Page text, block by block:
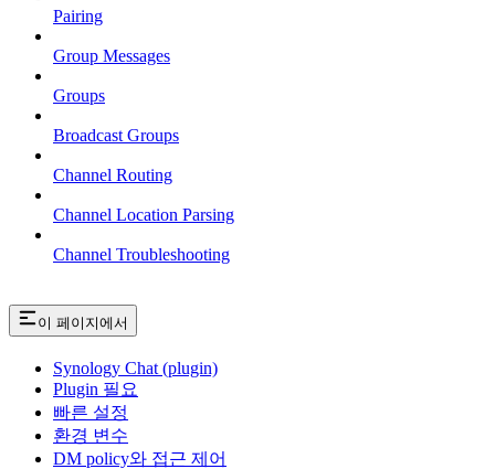
Pairing
Group Messages
Groups
Broadcast Groups
Channel Routing
Channel Location Parsing
Channel Troubleshooting
이 페이지에서
Synology Chat (plugin)
Plugin 필요
빠른 설정
환경 변수
DM policy와 접근 제어